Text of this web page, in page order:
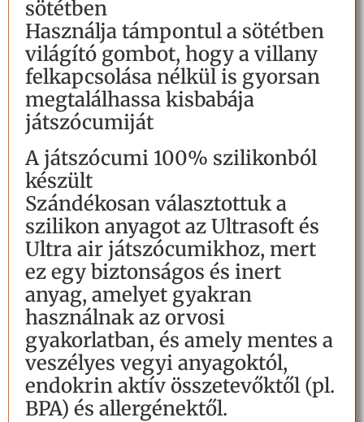
sötétben
Használja támpontul a sötétben
világító gombot, hogy a villany
felkapcsolása nélkül is gyorsan
megtalálhassa kisbabája
játszócumiját
A játszócumi 100% szilikonból
készült
Szándékosan választottuk a
szilikon anyagot az Ultrasoft és
Ultra air játszócumikhoz, mert
ez egy biztonságos és inert
anyag, amelyet gyakran
használnak az orvosi
gyakorlatban, és amely mentes a
veszélyes vegyi anyagoktól,
endokrin aktív összetevőktől (pl.
BPA) és allergénektől.